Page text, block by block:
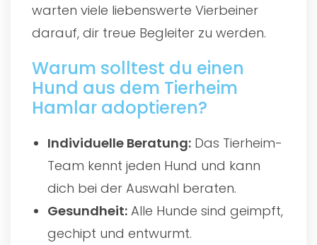
warten viele liebenswerte Vierbeiner
darauf, dir treue Begleiter zu werden.
Warum solltest du einen
Hund aus dem Tierheim
Hamlar adoptieren?
Individuelle Beratung: Das Tierheim-
Team kennt jeden Hund und kann
dich bei der Auswahl beraten.
Gesundheit: Alle Hunde sind geimpft,
gechipt und entwurmt.